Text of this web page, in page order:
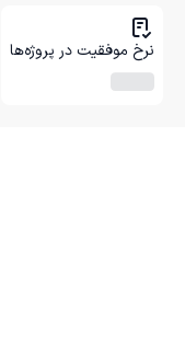
نرخ موفقیت در پروژه‌ها